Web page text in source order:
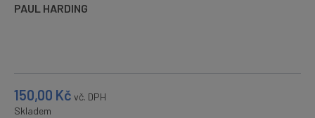
PAUL HARDING
150,00 Kč vč. DPH
Skladem